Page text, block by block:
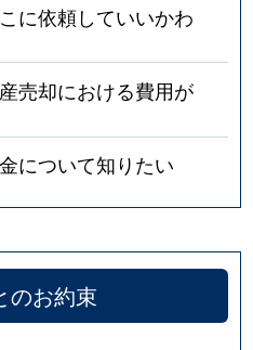
に依頼していいかわ
売却における費用が
について知りたい
のお約束